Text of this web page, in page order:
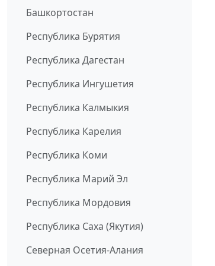
Башкортостан
Республика Бурятия
Республика Дагестан
Республика Ингушетия
Республика Калмыкия
Республика Карелия
Республика Коми
Республика Марий Эл
Республика Мордовия
Республика Саха (Якутия)
Северная Осетия-Алания